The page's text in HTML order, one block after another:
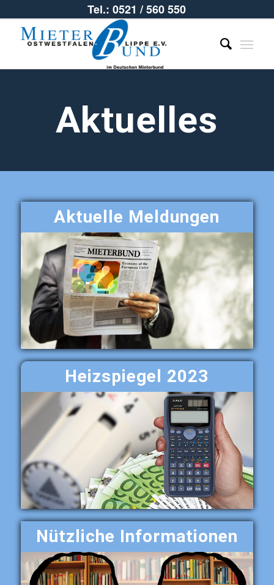
Tel.: 0521 / 560 550
Aktuelles
Aktuelle Meldungen
Heizspiegel 2023
Nützliche Informationen